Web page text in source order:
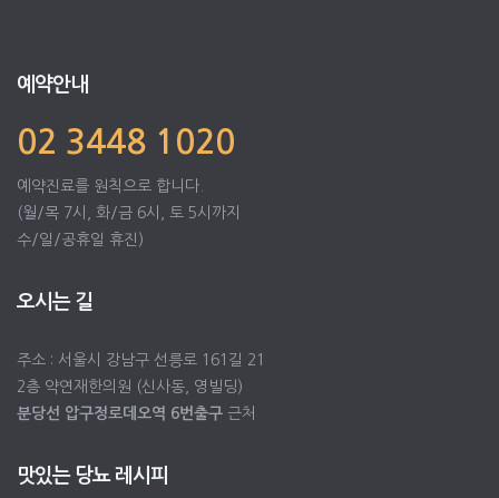
예약안내
02 3448 1020
예약진료를 원칙으로 합니다.
(월/목 7시, 화/금 6시, 토 5시까지
수/일/공휴일 휴진)
오시는 길
주소 : 서울시 강남구 선릉로 161길 21
2층 약연재한의원 (신사동, 영빌딩)
분당선 압구정로데오역 6번출구 근처
맛있는 당뇨 레시피